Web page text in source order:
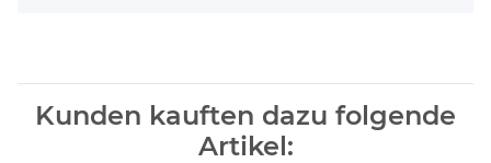
Kunden kauften dazu folgende
Artikel: